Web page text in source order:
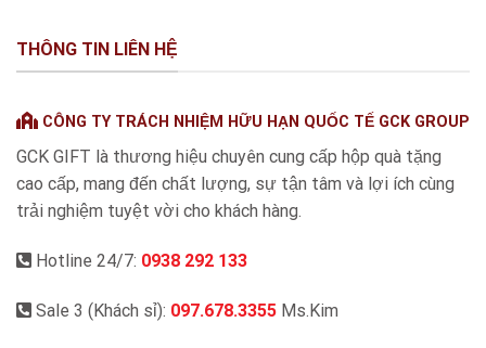
THÔNG TIN LIÊN HỆ
CÔNG TY TRÁCH NHIỆM HỮU HẠN QUỐC TẾ GCK GROUP
GCK GIFT là thương hiệu chuyên cung cấp hộp quà tặng
cao cấp, mang đến chất lượng, sự tận tâm và lợi ích cùng
trải nghiệm tuyệt vời cho khách hàng.
Hotline 24/7: 0938 292 133
Sale 3 (Khách sỉ): 097.678.3355 Ms.Kim